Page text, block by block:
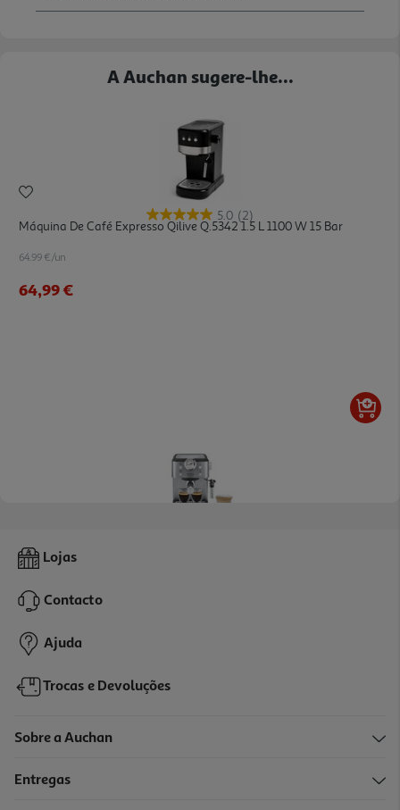
A Auchan sugere-lhe...
5.0 (2)
Máquina De Café Expresso Qilive Q.5342 1.5 L 1100 W 15 Bar
64.99 €/un
64,99 €
Máquina De Café Expresso Manual De'longhi Classic Em450.m
1325 W 15 Bar
149,99 €
Lojas
Contacto
Ajuda
Trocas e Devoluções
Sobre a Auchan
Entregas